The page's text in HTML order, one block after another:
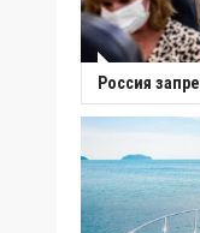
Россия